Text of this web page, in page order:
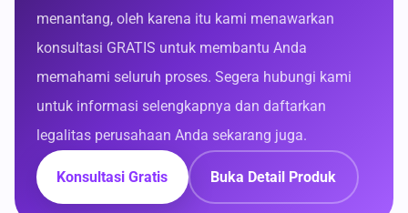
menantang, oleh karena itu kami menawarkan
konsultasi GRATIS untuk membantu Anda
memahami seluruh proses. Segera hubungi kami
untuk informasi selengkapnya dan daftarkan
legalitas perusahaan Anda sekarang juga.
Konsultasi Gratis Buka Detail Produk